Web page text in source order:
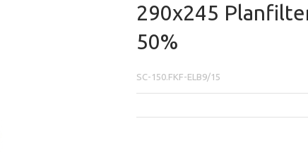
290x245
50%
SC-150.FKF-ELB9/15